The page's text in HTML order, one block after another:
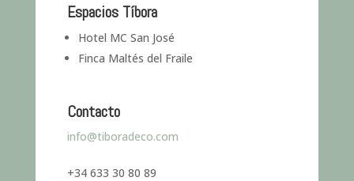
Espacios Tíbora
Hotel MC San José
Finca Maltés del Fraile
Contacto
info@tiboradeco.com
+34 633 30 80 89